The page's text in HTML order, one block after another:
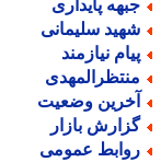
پایداری
سلیمانی
نیازمند
وضعیت
بازار
عمومی